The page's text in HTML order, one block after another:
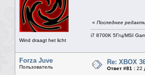
Wind draagt het licht
« Последнее
i7 8700K 5Ггц/MSI
Forza Juve
Пользователь
Re: XBOX
Ответ #81 : 22